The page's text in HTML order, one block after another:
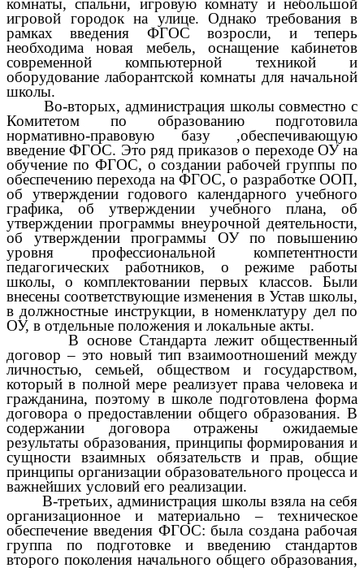
комнаты, спальни, игровую комнату и небольшой
игровой городок на улице. Однако требования в
рамках введения ФГОС возросли, и теперь
необходима новая мебель, оснащение кабинетов
современной компьютерной техникой и
оборудование лаборантской комнаты для начальной
школы.
Во-вторых, администрация школы совместно с
Комитетом по образованию подготовила
нормативно-правовую базу ,обеспечивающую
введение ФГОС. Это ряд приказов о переходе ОУ на
обучение по ФГОС, о создании рабочей группы по
обеспечению перехода на ФГОС, о разработке ООП,
об утверждении годового календарного учебного
графика, об утверждении учебного плана, об
утверждении программы внеурочной деятельности,
об утверждении программы ОУ по повышению
уровня профессиональной компетентности
педагогических работников, о режиме работы
школы, о комплектовании первых классов. Были
внесены соответствующие изменения в Устав школы,
в должностные инструкции, в номенклатуру дел по
ОУ, в отдельные положения и локальные акты.
В основе Стандарта лежит общественный
договор – это новый тип взаимоотношений между
личностью, семьей, обществом и государством,
который в полной мере реализует права человека и
гражданина, поэтому в школе подготовлена форма
договора о предоставлении общего образования. В
содержании договора отражены ожидаемые
результаты образования, принципы формирования и
сущности взаимных обязательств и прав, общие
принципы организации образовательного процесса и
важнейших условий его реализации.
В-третьих, администрация школы взяла на себя
организационное и материально – техническое
обеспечение введения ФГОС: была создана рабочая
группа по подготовке и введению стандартов
второго поколения начального общего образования,